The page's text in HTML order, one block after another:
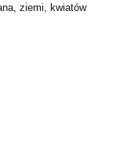
ziemi, kwiatów